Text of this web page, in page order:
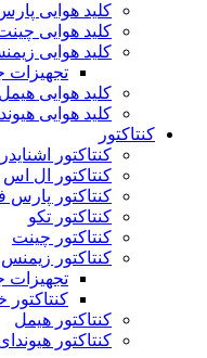
کلید هوایی
کلید هوایی
کلید هوایی
تجهیزات
کلید هوایی هیمل
کلید هوایی
کنتاکتور
کنتاکتور اشنایدر
کنتاکتور ال اس
کنتاکتور پارس
کنتاکتور تکو
کنتاکتور چینت
کنتاکتور زیمنس
تجهیزات
کنتاکتور هیمل
کنتاکتور